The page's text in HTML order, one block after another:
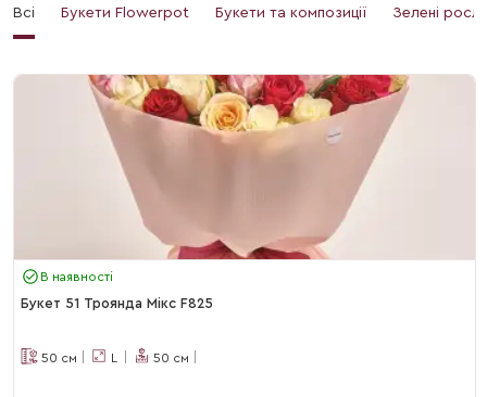
Всі Букети Flowerpot Букети та композиції Зелені
В наявності
Букет 51 Троянда Мікс F825
50 см L 50 см